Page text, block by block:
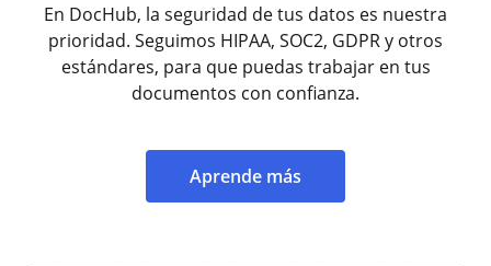
En DocHub, la seguridad de tus datos es nuestra
prioridad. Seguimos HIPAA, SOC2, GDPR y otros
estándares, para que puedas trabajar en tus
documentos con confianza.
Aprende más